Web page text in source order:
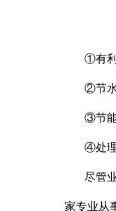
①有利
②节水
③节能
④处理
尽管
家专业从